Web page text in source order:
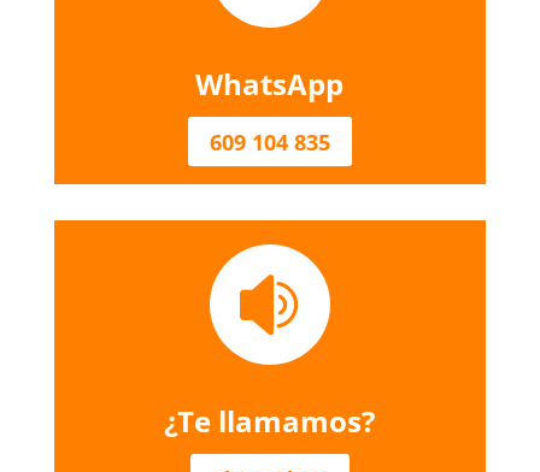
WhatsApp
609 104 835

¿Te llamamos?